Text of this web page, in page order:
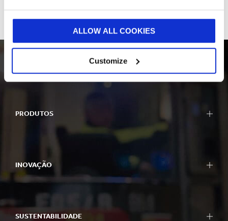
ALLOW ALL COOKIES
Customize
PRODUTOS
INOVAÇÃO
SUSTENTABILIDADE